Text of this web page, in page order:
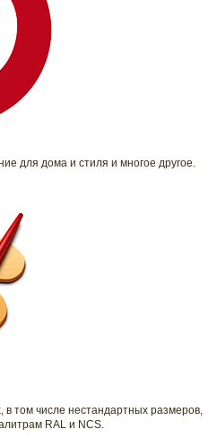
для дома и стиля и многое другое.
том числе нестандартных размеров,
RAL и NCS.